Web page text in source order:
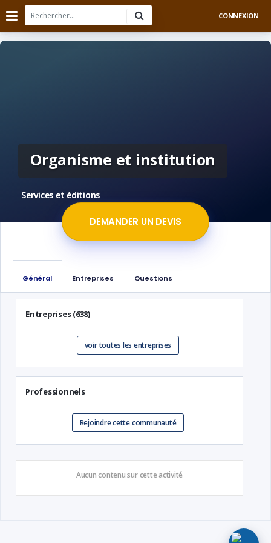
CONNEXION
Organisme et institution
Services et éditions
DEMANDER UN DEVIS
Général Entreprises Questions
Entreprises (638)
voir toutes les entreprises
Professionnels
Rejoindre cette communauté
Aucun contenu sur cette activité